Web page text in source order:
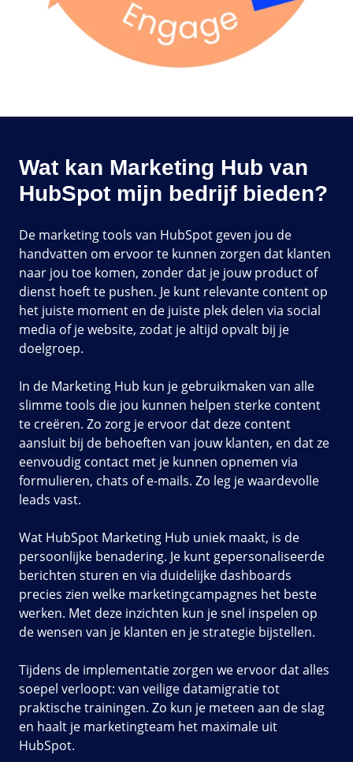
Wat kan Marketing Hub van
HubSpot mijn bedrijf bieden?
De marketing tools van HubSpot geven jou de
handvatten om ervoor te kunnen zorgen dat klanten
naar jou toe komen, zonder dat je jouw product of
dienst hoeft te pushen. Je kunt relevante content op
het juiste moment en de juiste plek delen via social
media of je website, zodat je altijd opvalt bij je
doelgroep.
In de Marketing Hub kun je gebruikmaken van alle
slimme tools die jou kunnen helpen sterke content
te creëren. Zo zorg je ervoor dat deze content
aansluit bij de behoeften van jouw klanten, en dat ze
eenvoudig contact met je kunnen opnemen via
formulieren, chats of e-mails. Zo leg je waardevolle
leads vast.
Wat HubSpot Marketing Hub uniek maakt, is de
persoonlijke benadering. Je kunt gepersonaliseerde
berichten sturen en via duidelijke dashboards
precies zien welke marketingcampagnes het beste
werken. Met deze inzichten kun je snel inspelen op
de wensen van je klanten en je strategie bijstellen.
Tijdens de implementatie zorgen we ervoor dat alles
soepel verloopt: van veilige datamigratie tot
praktische trainingen. Zo kun je meteen aan de slag
en haalt je marketingteam het maximale uit
HubSpot.